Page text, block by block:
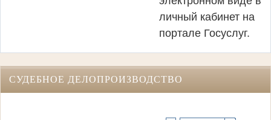
личный кабинет на
портале Госуслуг.
СУДЕБНОЕ ДЕЛОПРОИЗВОДСТВО